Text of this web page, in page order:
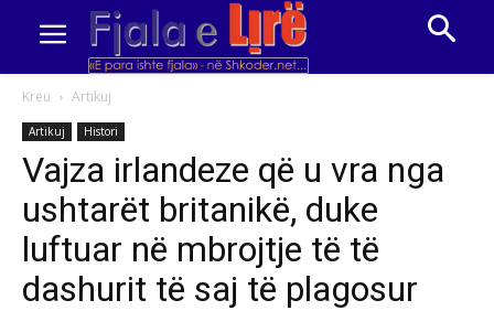
Kreu Artikuj
Artikuj Histori
Vajza irlandeze që u vra nga
ushtarët britanikë, duke
luftuar në mbrojtje të të
dashurit të saj të plagosur